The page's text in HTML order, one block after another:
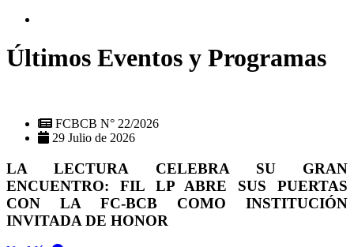
Últimos Eventos y Programas
FCBCB N° 22/2026
29 Julio de 2026
LA LECTURA CELEBRA SU GRAN
ENCUENTRO: FIL LP ABRE SUS PUERTAS
CON LA FC-BCB COMO INSTITUCIÓN
INVITADA DE HONOR